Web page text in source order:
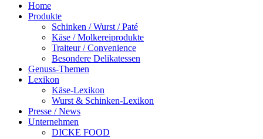
Home
Produkte
Schinken / Wurst / Paté
Käse / Molkereiprodukte
Traiteur / Convenience
Besondere Delikatessen
Genuss-Themen
Lexikon
Käse-Lexikon
Wurst & Schinken-Lexikon
Presse / News
Unternehmen
DICKE FOOD